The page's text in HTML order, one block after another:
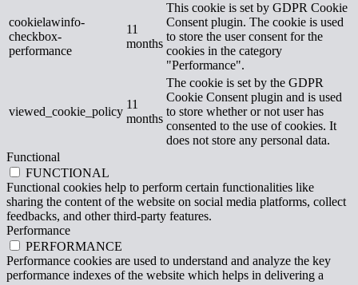
cookielawinfo-
checkbox-
performance
11
months
This cookie is set by GDPR Cookie
Consent plugin. The cookie is used
to store the user consent for the
cookies in the category
"Performance".
viewed_cookie_policy
11
months
The cookie is set by the GDPR
Cookie Consent plugin and is used
to store whether or not user has
consented to the use of cookies. It
does not store any personal data.
Functional
FUNCTIONAL
Functional cookies help to perform certain functionalities like
sharing the content of the website on social media platforms, collect
feedbacks, and other third-party features.
Performance
PERFORMANCE
Performance cookies are used to understand and analyze the key
performance indexes of the website which helps in delivering a